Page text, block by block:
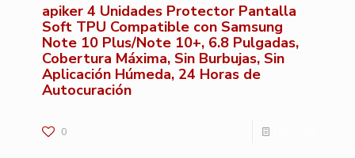
apiker 4 Unidades Protector Pantalla
Soft TPU Compatible con Samsung
Note 10 Plus/Note 10+, 6.8 Pulgadas,
Cobertura Máxima, Sin Burbujas, Sin
Aplicación Húmeda, 24 Horas de
Autocuración
0